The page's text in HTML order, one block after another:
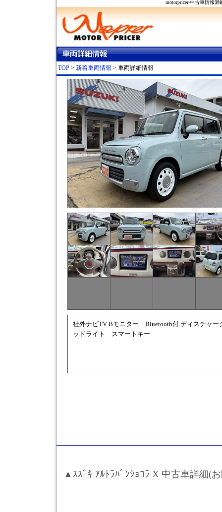
motorpricer-中古車情報
TOP > 新着車両情報 > 車両詳細情報
社外ナビTV Bモニター Bluetooth付 ディスチャー
ッドライト スマートキー
▲ｽｽﾞｷ ｱﾙﾄﾗﾊﾟﾝｼｮｺﾗ X 中古車詳細(